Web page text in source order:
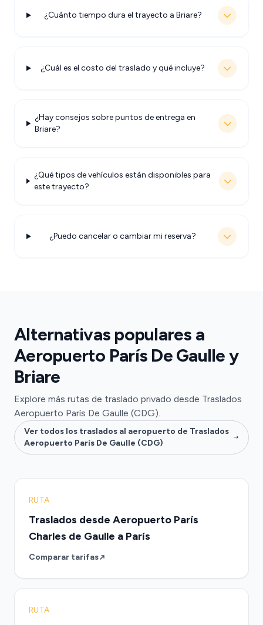
¿Cuánto tiempo dura el trayecto a Briare?
¿Cuál es el costo del traslado y qué incluye?
¿Hay consejos sobre puntos de entrega en
Briare?
¿Qué tipos de vehículos están disponibles para
este trayecto?
¿Puedo cancelar o cambiar mi reserva?
Alternativas populares a
Aeropuerto París De Gaulle y
Briare
Explore más rutas de traslado privado desde Traslados
Aeropuerto París De Gaulle (CDG).
Ver todos los traslados al aeropuerto de Traslados
Aeropuerto París De Gaulle (CDG)
RUTA
Traslados desde Aeropuerto París
Charles de Gaulle a París
Comparar tarifas
RUTA